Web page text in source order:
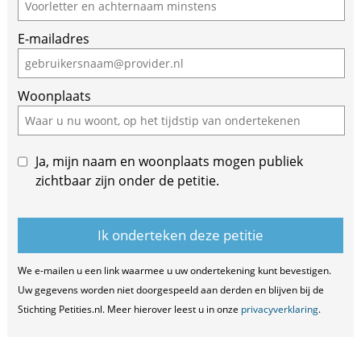
E-mailadres
Woonplaats
Ja, mijn naam en woonplaats mogen publiek
zichtbaar zijn onder de petitie.
We e-mailen u een link waarmee u uw ondertekening kunt bevestigen.
Uw gegevens worden niet doorgespeeld aan derden en blijven bij de
Stichting Petities.nl. Meer hierover leest u in onze privacyverklaring.